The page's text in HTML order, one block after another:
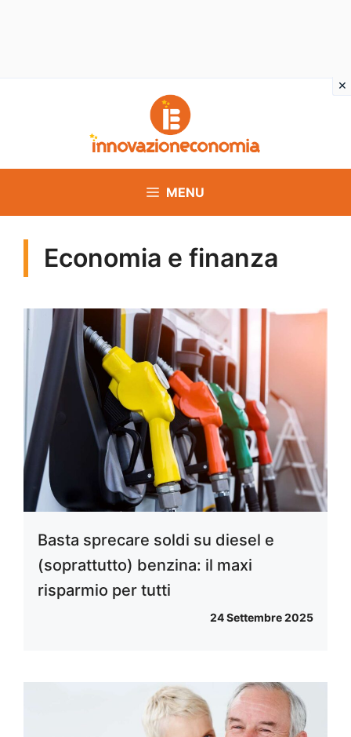
MENU
Economia e finanza
Basta sprecare soldi su diesel e
(soprattutto) benzina: il maxi
risparmio per tutti
24 Settembre 2025